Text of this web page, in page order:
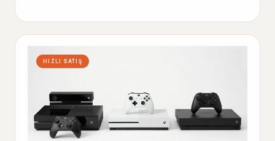
HIZLI SATIŞ